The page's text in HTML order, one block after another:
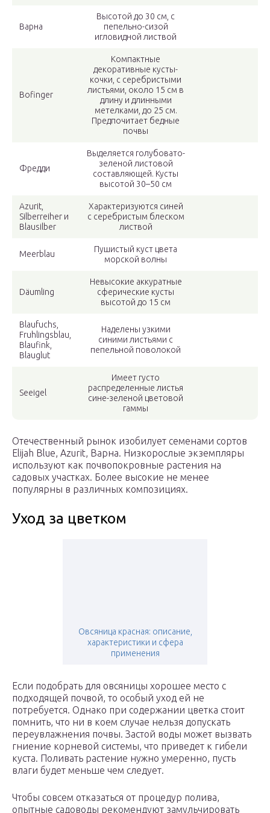
Варна
Высотой до 30 см, с
пепельно-сизой
игловидной листвой
Bofinger
Компактные
декоративные кусты-
кочки, с серебристыми
листьями, около 15 см в
длину и длинными
метелками, до 25 см.
Предпочитает бедные
почвы
Фредди
Выделяется голубовато-
зеленой листовой
составляющей. Кусты
высотой 30–50 см
Azurit,
Silberreiher и
Blausilber
Характеризуются синей
с серебристым блеском
листвой
Meerblau
Пушистый куст цвета
морской волны
Däumling
Невысокие аккуратные
сферические кусты
высотой до 15 см
Blaufuchs,
Fruhlingsblau,
Blaufink,
Blauglut
Наделены узкими
синими листьями с
пепельной поволокой
Seeigel
Имеет густо
распределенные листья
сине-зеленой цветовой
гаммы
Отечественный рынок изобилует семенами сортов
Elijah Blue, Azurit, Варна. Низкорослые экземпляры
используют как почвопокровные растения на
садовых участках. Более высокие не менее
популярны в различных композициях.
Уход за цветком
Овсяница красная: описание,
характеристики и сфера
применения
Если подобрать для овсяницы хорошее место с
подходящей почвой, то особый уход ей не
потребуется. Однако при содержании цветка стоит
помнить, что ни в коем случае нельзя допускать
переувлажнения почвы. Застой воды может вызвать
гниение корневой системы, что приведет к гибели
куста. Поливать растение нужно умеренно, пусть
влаги будет меньше чем следует.
Чтобы совсем отказаться от процедур полива,
опытные садоводы рекомендуют замульчировать